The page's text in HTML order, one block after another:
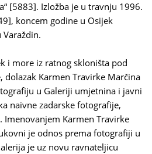
[5883]. Izložba je u travnju 1996.
koncem godine u Osijek
i more iz ratnog skloništa pod
dolazak Karmen Travirke Marčina
u Galeriji umjetnina i javni
naivne zadarske fotografije,
Karmen Travirke
je odnos prema fotografiji u
je uz novu ravnateljicu